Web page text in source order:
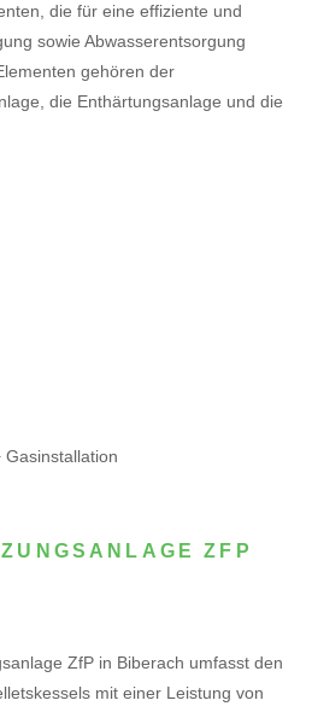
die für eine effiziente und
sowie Abwasserentsorgung
gehören der
die Enthärtungsanlage und die
ZFP
ZfP in Biberach umfasst den
mit einer Leistung von